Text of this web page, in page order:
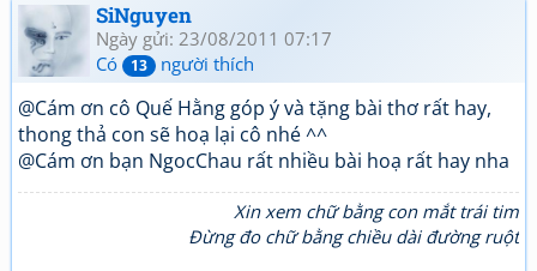
SiNguyen
Ngày gửi: 23/08/2011 07:17
Có
13 người thích
@Cám ơn cô Quế Hằng góp ý và tặng bài thơ rất hay,
thong thả con sẽ hoạ lại cô nhé ^^
@Cám ơn bạn NgocChau rất nhiều bài hoạ rất hay nha
Xin xem chữ bằng con mắt trái tim
Đừng đo chữ bằng chiều dài đường ruột